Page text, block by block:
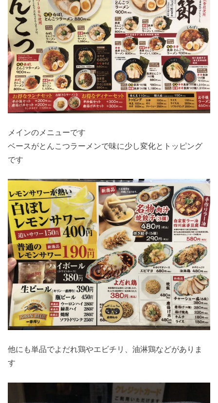
メインのメニューです
ベースがとんこつラーメンで味に少し変化とトッピング
です
他にも単品でよだれ鶏やエビチリ、油淋鶏などがありま
す